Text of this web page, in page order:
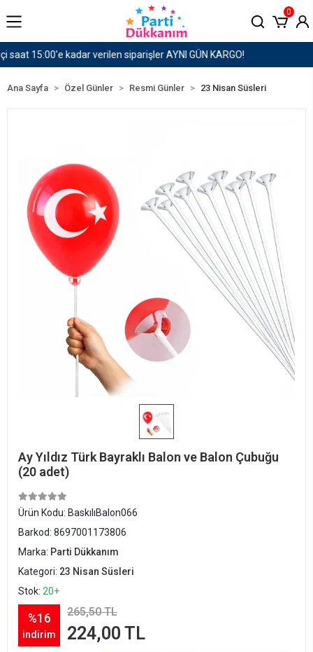
1500 TL ve Üzeri Kargo Ücretsiz!
0
Ana Sayfa Özel Günler Resmi Günler 23 Nisan Süsleri
Ay Yıldız Türk Bayraklı Balon ve Balon Çubuğu
(20 adet)
Ürün Kodu: BaskılıBalon066
Barkod: 8697001173806
Marka: Parti Dükkanım
Kategori: 23 Nisan Süsleri
Stok: 20+
%16
indirim
265,50 TL
224,00 TL